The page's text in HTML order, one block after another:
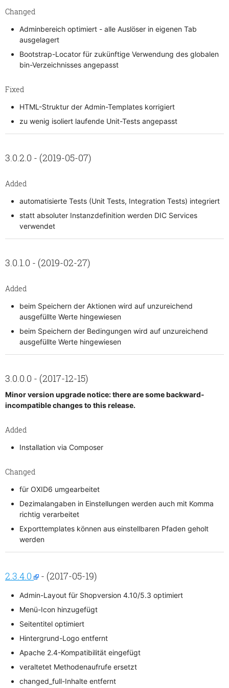
Changed
Adminbereich optimiert - alle Auslöser in eigenen Tab
ausgelagert
Bootstrap-Locator für zukünftige Verwendung des globalen
bin-Verzeichnisses angepasst
Fixed
HTML-Struktur der Admin-Templates korrigiert
zu wenig isoliert laufende Unit-Tests angepasst
3.0.2.0 - (2019-05-07)
Added
automatisierte Tests (Unit Tests, Integration Tests) integriert
statt absoluter Instanzdefinition werden DIC Services
verwendet
3.0.1.0 - (2019-02-27)
Added
beim Speichern der Aktionen wird auf unzureichend
ausgefüllte Werte hingewiesen
beim Speichern der Bedingungen wird auf unzureichend
ausgefüllte Werte hingewiesen
3.0.0.0 - (2017-12-15)
Minor version upgrade notice: there are some backward-
incompatible changes to this release.
Added
Installation via Composer
Changed
für OXID6 umgearbeitet
Dezimalangaben in Einstellungen werden auch mit Komma
richtig verarbeitet
Exporttemplates können aus einstellbaren Pfaden geholt
werden
2.3.4.0 - (2017-05-19)
Admin-Layout für Shopversion 4.10/5.3 optimiert
Menü-Icon hinzugefügt
Seitentitel optimiert
Hintergrund-Logo entfernt
Apache 2.4-Kompatibilität eingefügt
veraltetet Methodenaufrufe ersetzt
changed_full-Inhalte entfernt